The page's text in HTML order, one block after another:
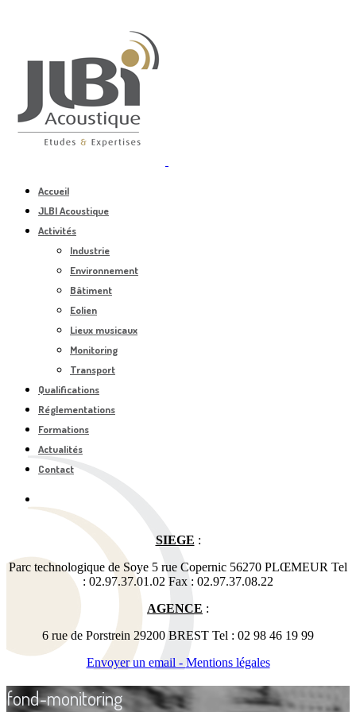
Accueil
JLBI Acoustique
Activités
Industrie
Environnement
Bâtiment
Eolien
Lieux musicaux
Monitoring
Transport
Qualifications
Réglementations
Formations
Actualités
Contact
SIEGE :
Parc technologique de Soye 5 rue Copernic 56270 PLŒMEUR Tel
: 02.97.37.01.02 Fax : 02.97.37.08.22
AGENCE :
6 rue de Porstrein 29200 BREST Tel : 02 98 46 19 99
Envoyer un email - Mentions légales
fond-monitoring